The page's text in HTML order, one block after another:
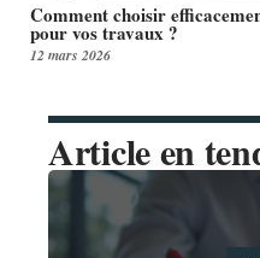
Comment choisir
pour vos travaux ?
12 mars 2026
Article en